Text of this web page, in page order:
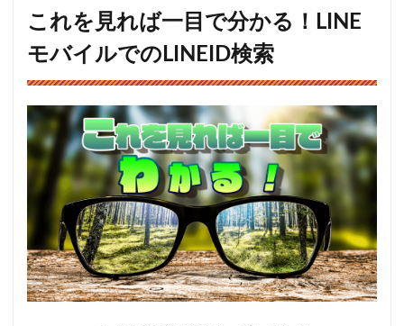
目で分
かる！
LINEモ
バイル
での
検索
2
LINE
モバ
イル
は格
SIM
で唯
一
LINE
これを見れば一目で分かる！LINE
モバイルでのLINEID検索